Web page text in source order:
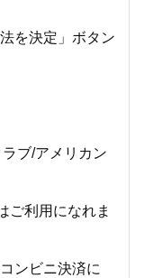
を決定」ボタン
ブ/アメリカン
ご利用になれま
ンビニ決済に